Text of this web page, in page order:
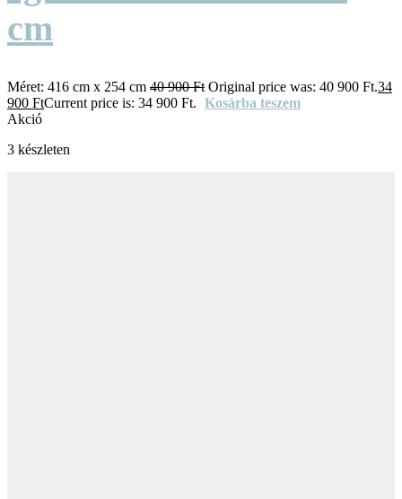
cm
Méret: 416 cm x 254 cm 40 900Ft Original price was: 40 900 Ft.34
900 FtCurrent price is: 34 900 Ft. Kosárba teszem
Akció
3 készleten